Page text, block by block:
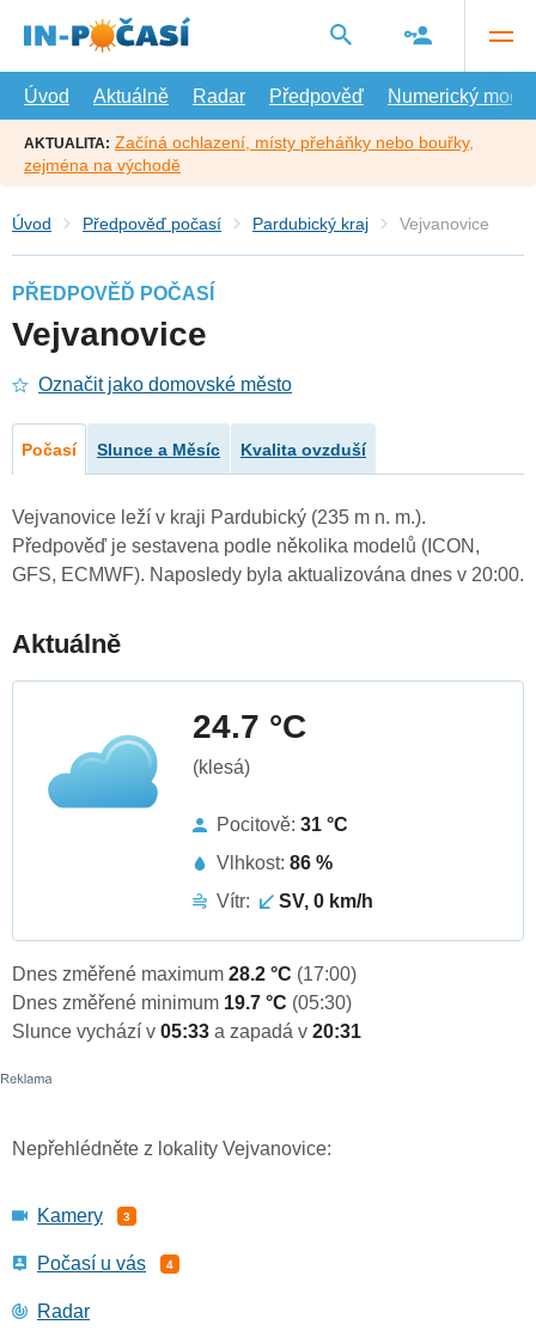
hlavní
Úvod
Aktuálně Radar Předpověď Numerický model
AKTUALITA: Začíná ochlazení, místy přeháňky nebo bouřky,
zejména na východě
Úvod Předpověď počasí Pardubický kraj Vejvanovice
PŘEDPOVĚĎ POČASÍ
Vejvanovice
Označit jako domovské město
Počasí Slunce a Měsíc Kvalita ovzduší
Vejvanovice leží v kraji Pardubický (235 m n. m.).
Předpověď je sestavena podle několika modelů (ICON,
GFS, ECMWF). Naposledy byla aktualizována dnes v 20:00.
Aktuálně
24.7 °C
(klesá)
Pocitově: 31 °C
Vlhkost: 86 %
Vítr:
SV, 0 km/h
Dnes změřené maximum 28.2 °C (17:00)
Dnes změřené minimum 19.7 °C (05:30)
Slunce vychází v 05:33 a zapadá v 20:31
Nepřehlédněte z lokality Vejvanovice:
Kamery 3
Počasí u vás 4
Radar